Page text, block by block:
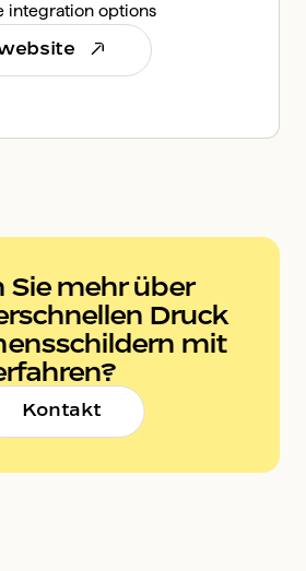
integration options
Sie mehr über
Druck
mit
Kontakt